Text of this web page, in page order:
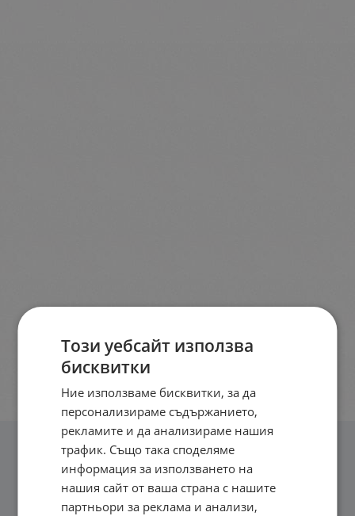
Този уебсайт използва
бисквитки
Ние използваме бисквитки, за да
персонализираме съдържанието,
рекламите и да анализираме нашия
трафик. Също така споделяме
информация за използването на
нашия сайт от ваша страна с нашите
партньори за реклама и анализи,